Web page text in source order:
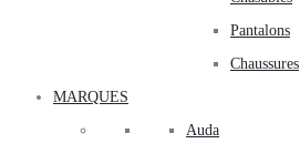
Pantalons
Chaussures
MARQUES
Auda